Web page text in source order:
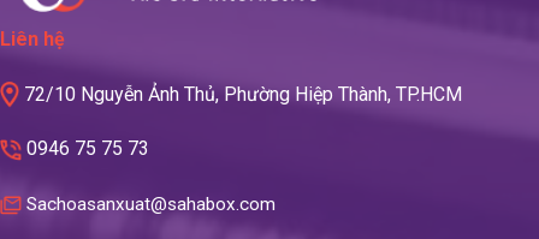
Liên hệ
72/10 Nguyễn Ảnh Thủ, Phường Hiệp Thành, TP.HCM
0946 75 75 73
Sachoasanxuat@sahabox.com